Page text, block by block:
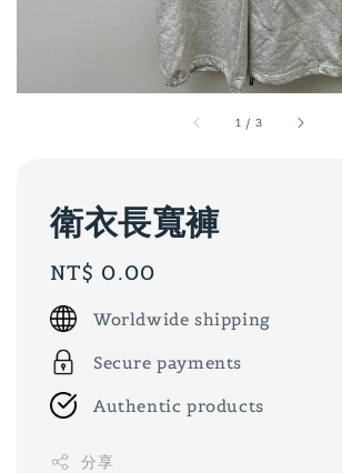
1 / 3
衛衣長寬褲
Regular
price
NT$ 0.00
Worldwide shipping
Secure payments
Authentic products
分享